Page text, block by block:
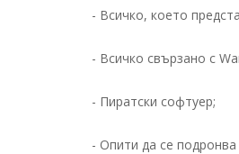
- Всичко, което
- Всичко свързано с
- Пиратски софтуер;
- Опити да се